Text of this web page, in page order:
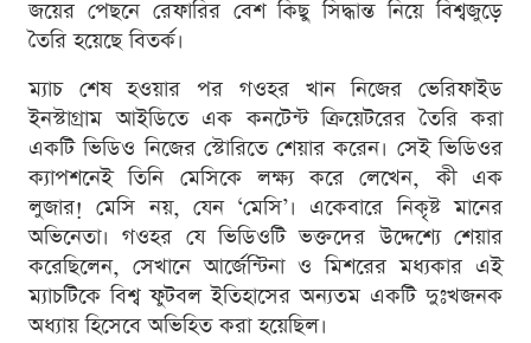
জয়ের পেছনে রেফারির বেশ কিছু সিদ্ধান্ত নিয়ে বিশ্বজুড়ে
তৈরি হয়েছে বিতর্ক।
ম্যাচ শেষ হওয়ার পর গওহর খান নিজের ভেরিফাইড
ইনস্টাগ্রাম আইডিতে এক কনটেন্ট ক্রিয়েটরের তৈরি করা
একটি ভিডিও নিজের স্টোরিতে শেয়ার করেন। সেই ভিডিওর
ক্যাপশনেই তিনি মেসিকে লক্ষ্য করে লেখেন, কী এক
লুজার! মেসি নয়, যেন ‘মেসি’। একেবারে নিকৃষ্ট মানের
অভিনেতা। গওহর যে ভিডিওটি ভক্তদের উদ্দেশ্যে শেয়ার
করেছিলেন, সেখানে আর্জেন্টিনা ও মিশরের মধ্যকার এই
ম্যাচটিকে বিশ্ব ফুটবল ইতিহাসের অন্যতম একটি দুঃখজনক
অধ্যায় হিসেবে অভিহিত করা হয়েছিল।